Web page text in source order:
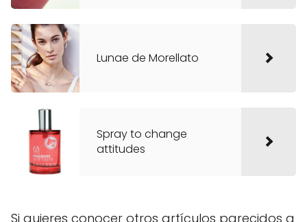
Lunae de Morellato
Spray to change
attitudes
Si quieres conocer otros artículos parecidos a